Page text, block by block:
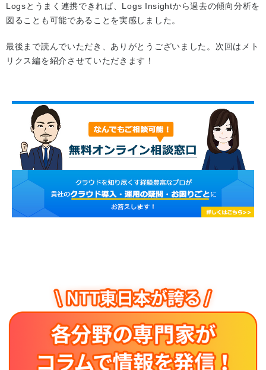
Logsとうまく連携できれば、Logs Insightから過去の傾向分析を
図ることも可能であることを実感しました。
最後まで読んでいただき、ありがとうございました。次回はメト
リクス編を紹介させていただきます！